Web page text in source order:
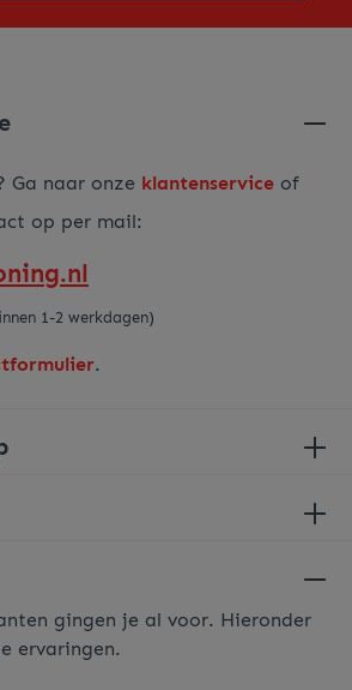
gingen je al voor. Hieronder
ervaringen.
Ga naar onze klantenservice of
op per mail:
1-2 werkdagen)
.